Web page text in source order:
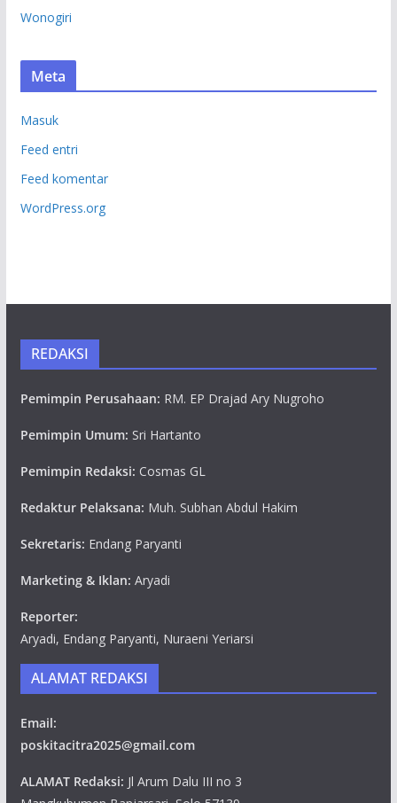
Wonogiri
Meta
Masuk
Feed entri
Feed komentar
WordPress.org
REDAKSI
Pemimpin Perusahaan: RM. EP Drajad Ary Nugroho
Pemimpin Umum: Sri Hartanto
Pemimpin Redaksi: Cosmas GL
Redaktur Pelaksana: Muh. Subhan Abdul Hakim
Sekretaris: Endang Paryanti
Marketing & Iklan: Aryadi
Reporter:
Aryadi, Endang Paryanti, Nuraeni Yeriarsi
ALAMAT REDAKSI
Email:
poskitacitra2025@gmail.com
ALAMAT Redaksi: Jl Arum Dalu III no 3